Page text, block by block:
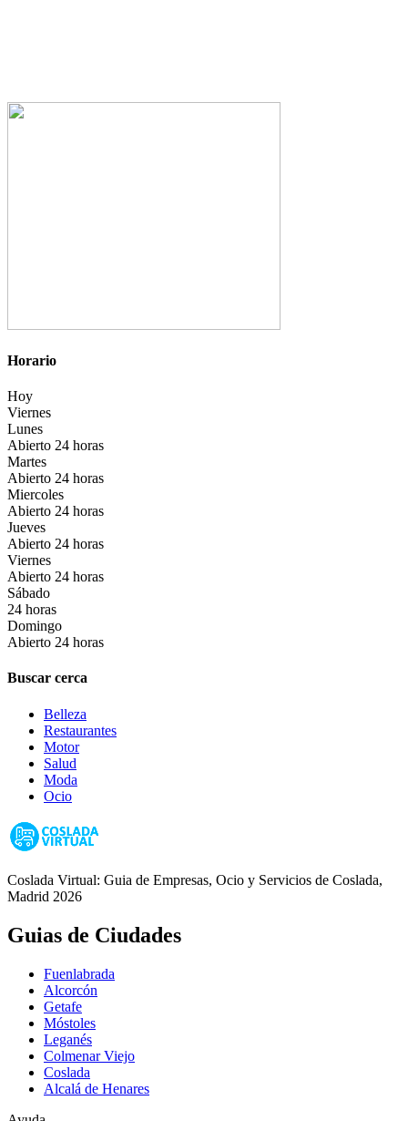
Horario
Hoy
Viernes
Lunes
Abierto 24 horas
Martes
Abierto 24 horas
Miercoles
Abierto 24 horas
Jueves
Abierto 24 horas
Viernes
Abierto 24 horas
Sábado
24 horas
Domingo
Abierto 24 horas
Buscar cerca
Belleza
Restaurantes
Motor
Salud
Moda
Ocio
Coslada Virtual: Guia de Empresas, Ocio y Servicios de Coslada,
Madrid 2026
Guias de Ciudades
Fuenlabrada
Alcorcón
Getafe
Móstoles
Leganés
Colmenar Viejo
Coslada
Alcalá de Henares